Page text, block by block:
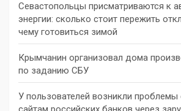
Севастопольцы присматриваются к
энергии: сколько стоит пережить
чему готовиться зимой
Крымчанин организовал дома
по заданию СБУ
У пользователей возникли